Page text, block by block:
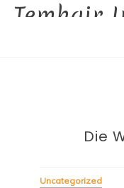
SkipTemhair
Die
Uncategorized